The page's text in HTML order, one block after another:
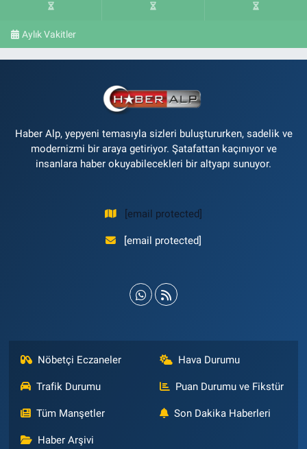
Aylık Vakitler
Haber Alp, yepyeni temasıyla sizleri buluştururken, sadelik ve
modernizmi bir araya getiriyor. Şatafattan kaçınıyor ve
insanlara haber okuyabilecekleri bir altyapı sunuyor.
[email protected]
[email protected]
Nöbetçi Eczaneler Hava Durumu
Trafik Durumu Puan Durumu ve Fikstür
Tüm Manşetler Son Dakika Haberleri
Haber Arşivi